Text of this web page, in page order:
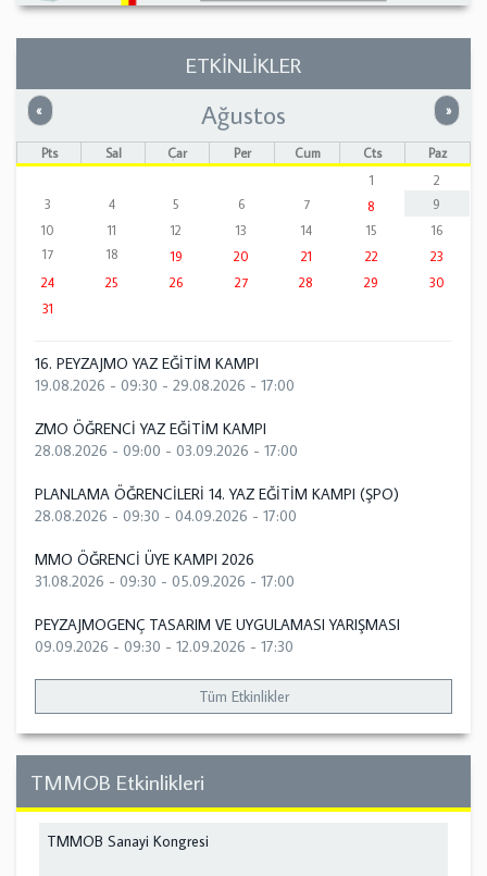
ETKİNLİKLER
« Önceki »
Ağustos
Pts Sal Çar Per Cum Cts
Paz
1
2
3
4 5 6 7 8
9
10
11 12 13 14 15
16
17
18 19 20 21 22
23
24
25 26 27 28 29
30
31
16. PEYZAJMO YAZ EĞİTİM KAMPI
19.08.2026 - 09:30 - 29.08.2026 - 17:00
ZMO ÖĞRENCİ YAZ EĞİTİM KAMPI
28.08.2026 - 09:00 - 03.09.2026 - 17:00
PLANLAMA ÖĞRENCİLERİ 14. YAZ EĞİTİM KAMPI (ŞPO)
28.08.2026 - 09:30 - 04.09.2026 - 17:00
MMO ÖĞRENCİ ÜYE KAMPI 2026
31.08.2026 - 09:30 - 05.09.2026 - 17:00
PEYZAJMOGENÇ TASARIM VE UYGULAMASI YARIŞMASI
09.09.2026 - 09:30 - 12.09.2026 - 17:30
Tüm Etkinlikler
TMMOB Etkinlikleri
TMMOB Sanayi Kongresi